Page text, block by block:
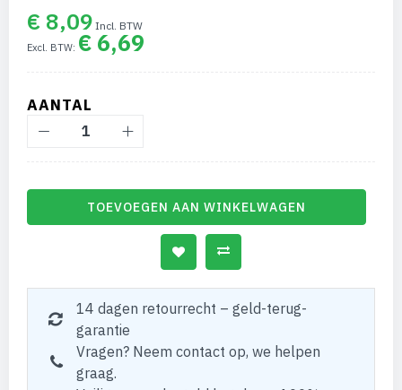
€ 8,09
€ 6,69
AANTAL
TOEVOEGEN AAN WINKELWAGEN
14 dagen retourrecht – geld-terug-
garantie
Vragen? Neem contact op, we helpen
graag.